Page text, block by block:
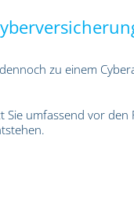
zu einem
umfassend vor